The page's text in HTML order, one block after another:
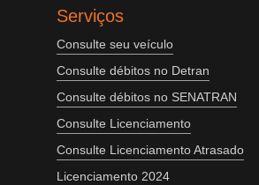
Serviços
Consulte seu veículo
Consulte débitos no Detran
Consulte débitos no SENATRAN
Consulte Licenciamento
Consulte Licenciamento Atrasado
Licenciamento 2024